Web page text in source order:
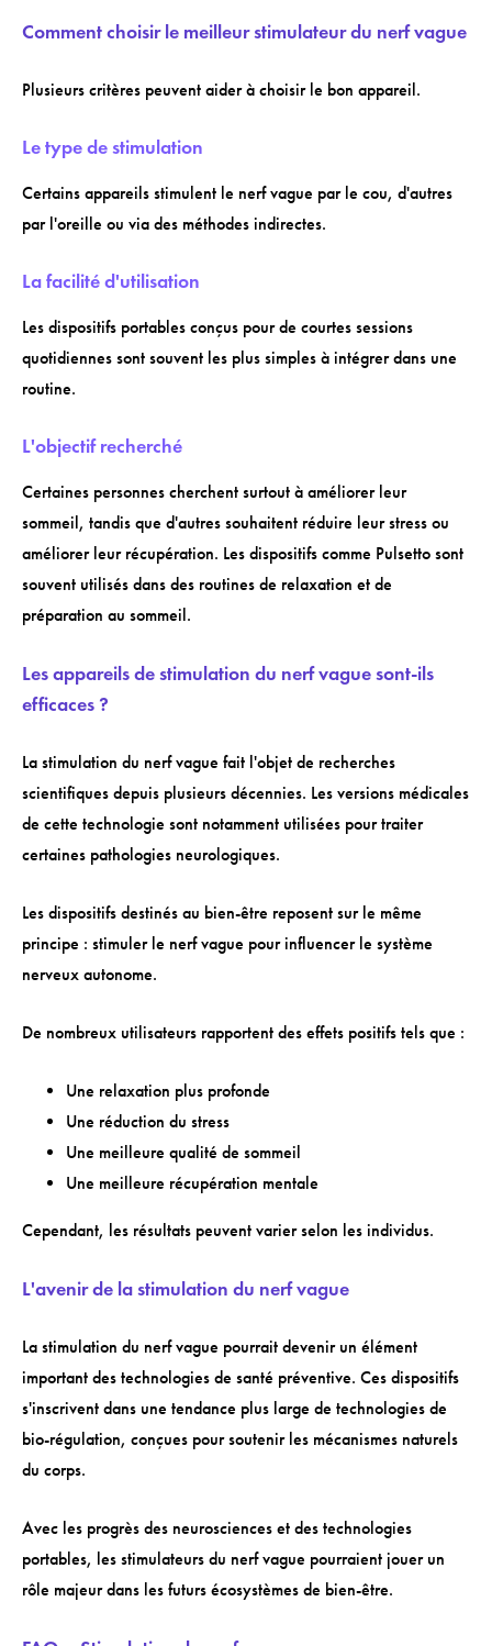
Comment choisir le meilleur stimulateur du nerf vague
Plusieurs critères peuvent aider à choisir le bon appareil.
Le type de stimulation
Certains appareils stimulent le nerf vague par le cou, d'autres
par l'oreille ou via des méthodes indirectes.
La facilité d'utilisation
Les dispositifs portables conçus pour de courtes sessions
quotidiennes sont souvent les plus simples à intégrer dans une
routine.
L'objectif recherché
Certaines personnes cherchent surtout à améliorer leur
sommeil, tandis que d'autres souhaitent réduire leur stress ou
améliorer leur récupération. Les dispositifs comme Pulsetto sont
souvent utilisés dans des routines de relaxation et de
préparation au sommeil.
Les appareils de stimulation du nerf vague sont-ils
efficaces ?
La stimulation du nerf vague fait l'objet de recherches
scientifiques depuis plusieurs décennies. Les versions médicales
de cette technologie sont notamment utilisées pour traiter
certaines pathologies neurologiques.
Les dispositifs destinés au bien-être reposent sur le même
principe : stimuler le nerf vague pour influencer le système
nerveux autonome.
De nombreux utilisateurs rapportent des effets positifs tels que :
Une relaxation plus profonde
Une réduction du stress
Une meilleure qualité de sommeil
Une meilleure récupération mentale
Cependant, les résultats peuvent varier selon les individus.
L'avenir de la stimulation du nerf vague
La stimulation du nerf vague pourrait devenir un élément
important des technologies de santé préventive. Ces dispositifs
s'inscrivent dans une tendance plus large de technologies de
bio-régulation, conçues pour soutenir les mécanismes naturels
du corps.
Avec les progrès des neurosciences et des technologies
portables, les stimulateurs du nerf vague pourraient jouer un
rôle majeur dans les futurs écosystèmes de bien-être.